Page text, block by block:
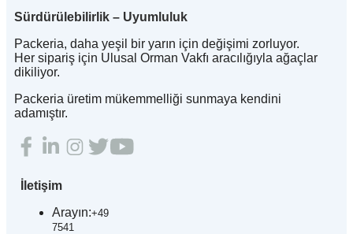
Sürdürülebilirlik – Uyumluluk
Packeria, daha yeşil bir yarın için değişimi zorluyor.
Her sipariş için Ulusal Orman Vakfı aracılığıyla ağaçlar
dikiliyor.
Packeria üretim mükemmelliği sunmaya kendini
adamıştır.
İletişim
Arayın:+49
7541